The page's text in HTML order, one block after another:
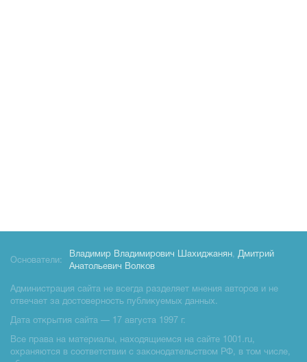
Основатели:
Владимир Владимирович Шахиджанян, Дмитрий
Анатольевич Волков
Администрация сайта не всегда разделяет мнения авторов и не
отвечает за достоверность публикуемых данных.
Дата открытия сайта — 17 августа 1997 г.
Все права на материалы, находящиемся на сайте 1001.ru,
охраняются в соответствии с законодательством РФ, в том числе,